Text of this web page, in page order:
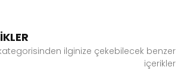
ilginize çekebilecek benzer
içerikler